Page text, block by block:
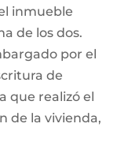
inmueble
de los dos.
por el
de
que realizó el
de la vivienda,